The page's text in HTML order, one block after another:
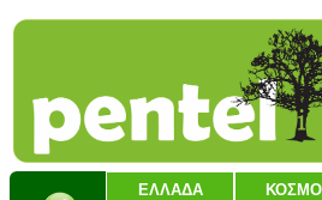
ΕΛΛΑΔΑ